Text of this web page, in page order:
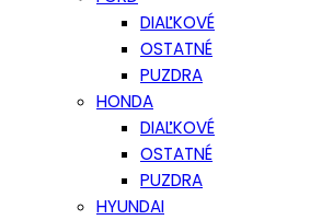
DIAĽKOVÉ
OSTATNÉ
PUZDRA
HONDA
DIAĽKOVÉ
OSTATNÉ
PUZDRA
HYUNDAI